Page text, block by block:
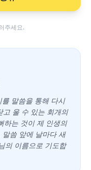
주세요.
말씀을 통해 다시
고 울 수 있는 회개의
하는 것이 제 인생의
씀 앞에 날마다 새
의 이름으로 기도합